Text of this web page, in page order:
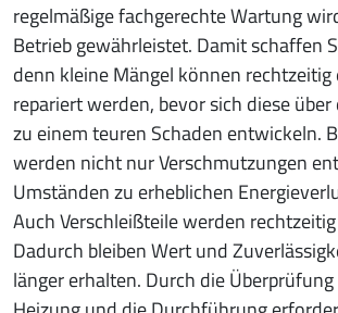
regelmäßige fachgerechte Wartung
Betrieb gewährleistet. Damit schaffen
denn kleine Mängel können
repariert werden, bevor sich diese
zu einem teuren Schaden entwickeln.
werden nicht nur Verschmutzungen
Umständen zu erheblichen
Auch Verschleißteile werden
Dadurch bleiben Wert und
länger erhalten. Durch die